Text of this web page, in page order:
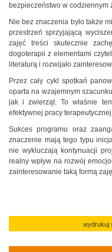
bezpieczeństwo w codziennym
Nie bez znaczenia było także
przestrzeń sprzyjającą
zajęć treści skutecznie
dogoterapii z elementami
literaturą i rozwijało
Przez cały cykl spotkań
oparta na wzajemnym
jak i zwierząt. To właśnie
efektywnej pracy terapeutycznej.
Sukces programu oraz
znaczenie mają tego typu
nie wykluczają kontynuacji
realny wpływ na rozwój
zainteresowanie taką formą
wydrukuj